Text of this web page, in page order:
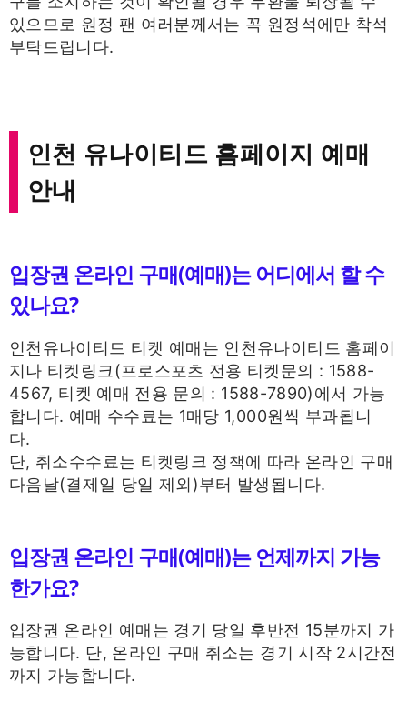
있으므로 원정 팬 여러분께서는 꼭 원정석에만 착석
부탁드립니다.
인천 유나이티드 홈페이지 예매
안내
입장권 온라인 구매(예매)는 어디에서 할 수
있나요?
인천유나이티드 티켓 예매는 인천유나이티드 홈페이
지나 티켓링크(프로스포츠 전용 티켓문의 : 1588-
4567, 티켓 예매 전용 문의 : 1588-7890)에서 가능
합니다. 예매 수수료는 1매당 1,000원씩 부과됩니
다.
단, 취소수수료는 티켓링크 정책에 따라 온라인 구매
다음날(결제일 당일 제외)부터 발생됩니다.
입장권 온라인 구매(예매)는 언제까지 가능
한가요?
입장권 온라인 예매는 경기 당일 후반전 15분까지 가
능합니다. 단, 온라인 구매 취소는 경기 시작 2시간전
까지 가능합니다.